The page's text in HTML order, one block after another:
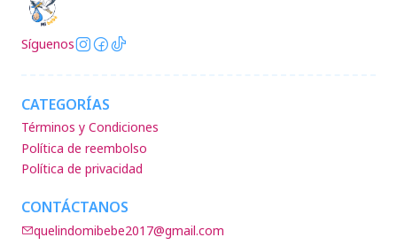
Síguenos
CATEGORÍAS
Términos y Condiciones
Política de reembolso
Política de privacidad
CONTÁCTANOS
quelindomibebe2017@gmail.com